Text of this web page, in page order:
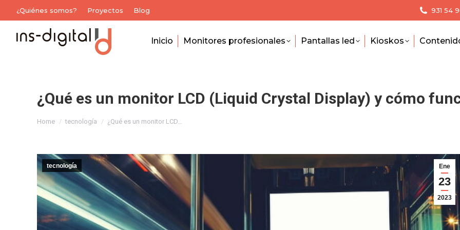
¿Quiénes somos? Proyectos Blog 931 54
Inicio Monitores profesionales Pantallas led Kioskos
¿Qué es un monitor LCD (Liquid Crystal Display) y cómo
Home tecnología ¿Qué es un monitor LCD…
Ene
23
2023
tecnología